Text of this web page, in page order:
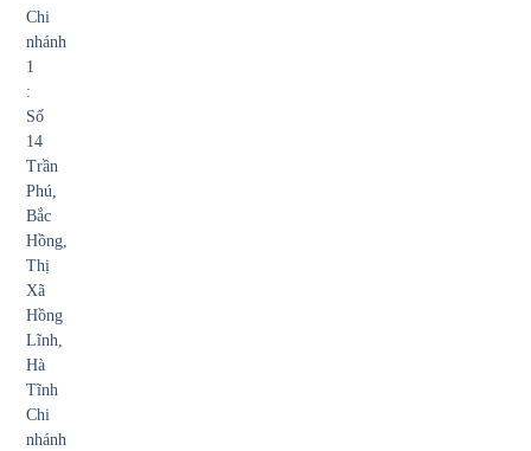
Chi
nhánh
1
:
Số
14
Trần
Phú,
Bắc
Hồng,
Thị
Xã
Hồng
Lĩnh,
Hà
Tĩnh
Chi
nhánh